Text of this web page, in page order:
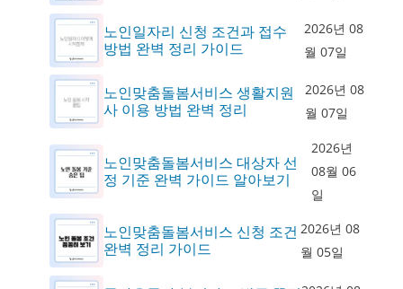
노인일자리 신청 조건과 접수
방법 완벽 정리 가이드
2026년 08
월 07일
노인맞춤돌봄서비스 생활지원
사 이용 방법 완벽 정리
2026년 08
월 07일
노인맞춤돌봄서비스 대상자 선
정 기준 완벽 가이드 알아보기
2026년
08월 06
일
노인맞춤돌봄서비스 신청 조건
완벽 정리 가이드
2026년 08
월 05일